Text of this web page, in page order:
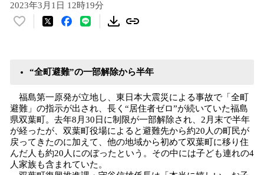
2023年3月1日 12時19分
い
数
読
み
込
み
中
で
“全町避難”の一部解除から半年
福島第一原発が立地し、東日本大震災による事故で「全町
避難」の指示が出され、長く“居住者ゼロ”が続いていた福島
県双葉町。去年8月30日に制限が一部解除され、2月末で半年
が経ったが、双葉町役場によると避難先から約20人の町民が
戻ってきたのに加えて、他の地域から初めて双葉町に移り住
んだ人も約20人にのぼったという。その中には子ども連れの4
人家族も含まれていた。